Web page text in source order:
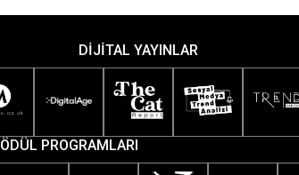
DİJİTAL YAYINLAR
ÖDÜL PROGRAMLARI